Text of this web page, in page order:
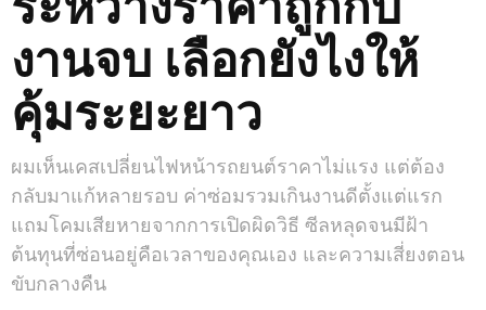
งานจบ เลือกยังไงให้
คุ้มระยะยาว
ผมเห็นเคสเปลี่ยนไฟหน้ารถยนต์ราคาไม่แรง แต่ต้อง
กลับมาแก้หลายรอบ ค่าซ่อมรวมเกินงานดีตั้งแต่แรก
แถมโคมเสียหายจากการเปิดผิดวิธี ซีลหลุดจนมีฝ้า
ต้นทุนที่ซ่อนอยู่คือเวลาของคุณเอง และความเสี่ยงตอน
ขับกลางคืน